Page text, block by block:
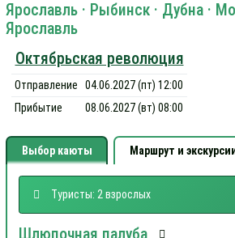
Ярославль · Рыбинск · Дубна ·
Ярославль
Октябрьская революция
Отправление
04.06.2027 (пт) 12:00
Прибытие
08.06.2027 (вт) 08:00
Выбор каюты Маршрут и
Туристы: 2 взрослых